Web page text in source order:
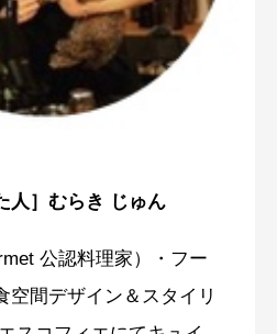
人］むらき じゅん
公認料理家）・フー
空間デザイン＆スタイリ